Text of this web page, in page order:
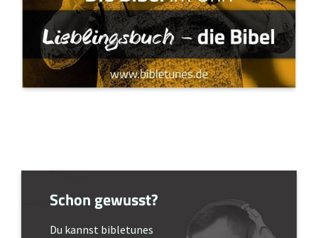
Schon gewusst?
Du kannst bibletunes